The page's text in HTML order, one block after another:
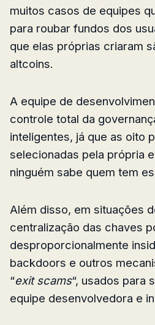
muitos casos de equipes
para roubar fundos dos
que elas próprias criaram
altcoins.
A equipe de
controle total da
inteligentes, já que as oito
selecionadas pela própria
ninguém sabe quem tem
Além disso, em situações
centralização das chaves
desproporcionalmente
backdoors e outros
“exit scams“, usados para
equipe desenvolvedora e